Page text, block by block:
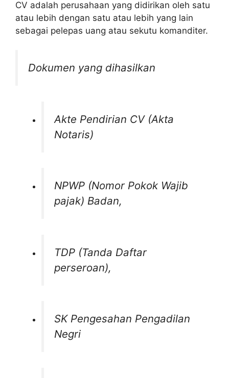
CV adalah perusahaan yang didirikan oleh satu
atau lebih dengan satu atau lebih yang lain
sebagai pelepas uang atau sekutu komanditer.
Dokumen yang dihasilkan
Akte Pendirian CV (Akta
Notaris)
NPWP (Nomor Pokok Wajib
pajak) Badan,
TDP (Tanda Daftar
perseroan),
SK Pengesahan Pengadilan
Negri